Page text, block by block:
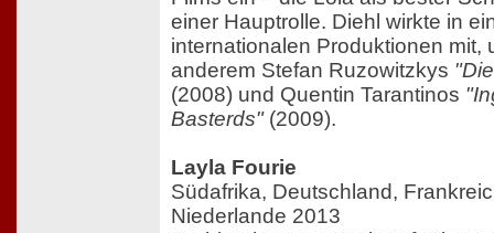
einer Hauptrolle. Diehl wirkte in
internationalen Produktionen mit,
anderem Stefan Ruzowitzkys
(2008) und Quentin Tarantinos
Basterds"(2009).
Layla Fourie
Südafrika, Deutschland,
Niederlande 2013